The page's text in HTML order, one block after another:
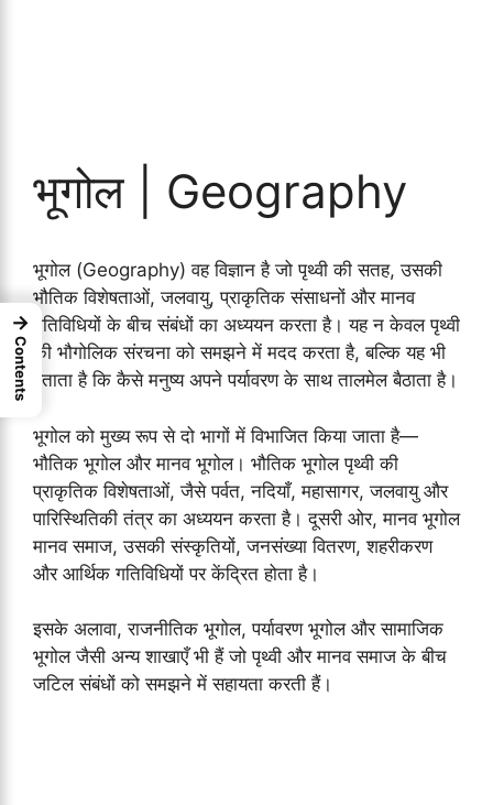
भूगोल | Geography
भूगोल (Geography) वह विज्ञान है जो पृथ्वी की सतह, उसकी
भौतिक विशेषताओं, जलवायु, प्राकृतिक संसाधनों और मानव
गतिविधियों के बीच संबंधों का अध्ययन करता है। यह न केवल पृथ्वी
की भौगोलिक संरचना को समझने में मदद करता है, बल्कि यह भी
बताता है कि कैसे मनुष्य अपने पर्यावरण के साथ तालमेल बैठाता है।
भूगोल को मुख्य रूप से दो भागों में विभाजित किया जाता है—
भौतिक भूगोल और मानव भूगोल। भौतिक भूगोल पृथ्वी की
प्राकृतिक विशेषताओं, जैसे पर्वत, नदियाँ, महासागर, जलवायु और
पारिस्थितिकी तंत्र का अध्ययन करता है। दूसरी ओर, मानव भूगोल
मानव समाज, उसकी संस्कृतियों, जनसंख्या वितरण, शहरीकरण
और आर्थिक गतिविधियों पर केंद्रित होता है।
इसके अलावा, राजनीतिक भूगोल, पर्यावरण भूगोल और सामाजिक
भूगोल जैसी अन्य शाखाएँ भी हैं जो पृथ्वी और मानव समाज के बीच
जटिल संबंधों को समझने में सहायता करती हैं।
→
Contents